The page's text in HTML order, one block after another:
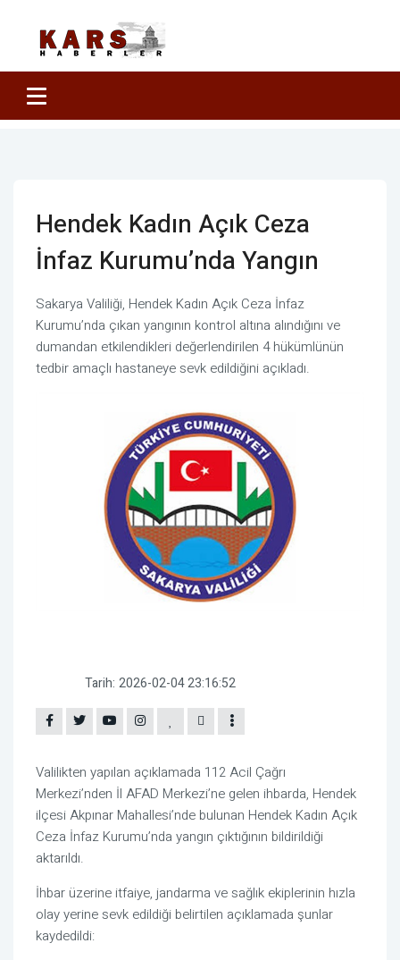
Hendek Kadın Açık Ceza
İnfaz Kurumu’nda Yangın
Sakarya Valiliği, Hendek Kadın Açık Ceza İnfaz
Kurumu’nda çıkan yangının kontrol altına alındığını ve
dumandan etkilendikleri değerlendirilen 4 hükümlünün
tedbir amaçlı hastaneye sevk edildiğini açıkladı.
Tarih: 2026-02-04 23:16:52
Valilikten yapılan açıklamada 112 Acil Çağrı
Merkezi’nden İl AFAD Merkezi’ne gelen ihbarda, Hendek
ilçesi Akpınar Mahallesi’nde bulunan Hendek Kadın Açık
Ceza İnfaz Kurumu’nda yangın çıktığının bildirildiği
aktarıldı.
İhbar üzerine itfaiye, jandarma ve sağlık ekiplerinin hızla
olay yerine sevk edildiği belirtilen açıklamada şunlar
kaydedildi: